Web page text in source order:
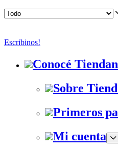
Escribinos!
Conocé
Sobre
Primeros
Mi cuenta